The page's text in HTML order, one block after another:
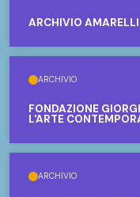
ARCHIVIO AMARELLI
ARCHIVIO
FONDAZIONE
L'ARTE
ARCHIVIO